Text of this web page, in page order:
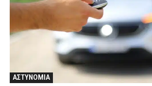
ΑΣΤΥΝΟΜΙΑ